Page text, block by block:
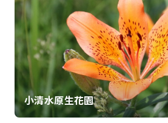
小清水原生花園